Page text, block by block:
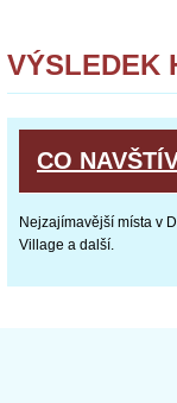
VÝSLEDEK
CO
Nejzajímavější místa v
Village a další.